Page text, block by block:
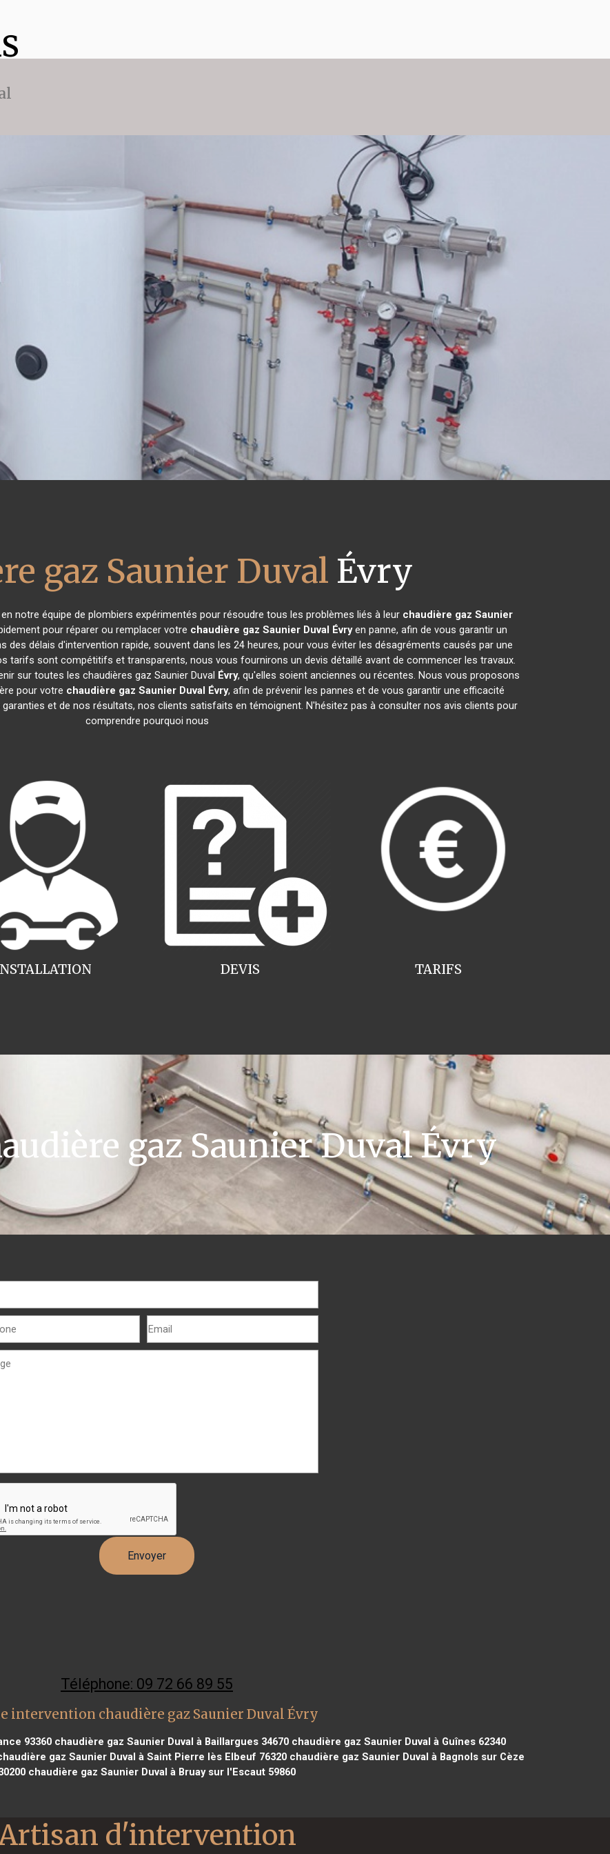
gaz Saunier Duval Évry
notre équipe de plombiers expérimentés pour résoudre tous les problèmes liés à leur chaudière gaz Saunier
pour réparer ou remplacer votre chaudière gaz Saunier Duval Évryen panne, afin de vous garantir un
délais d'intervention rapide, souvent dans les 24 heures, pour vous éviter les désagréments causés par une
tarifs sont compétitifs et transparents, nous vous fournirons un devis détaillé avant de commencer les travaux.
sur toutes les chaudières gaz Saunier Duval Évry, qu'elles soient anciennes ou récentes. Nous vous proposons
pour votre chaudière gaz Saunier Duval Évry, afin de prévenir les pannes et de vous garantir une efficacité
et de nos résultats, nos clients satisfaits en témoignent. N'hésitez pas à consulter nos avis clients pour
comprendre pourquoi nous
TARIFS
DEVIS
gaz Saunier Duval Évry
Téléphone: 09 72 66 89 55
intervention chaudière gaz Saunier Duval Évry
93360chaudière gaz Saunier Duval à Baillargues 34670chaudière gaz Saunier Duval à Guînes 62340
gaz Saunier Duval à Saint Pierre lès Elbeuf 76320 chaudière gaz Saunier Duval à Bagnols sur Cèze
chaudière gaz Saunier Duval à Bruay sur l'Escaut 59860
d'intervention